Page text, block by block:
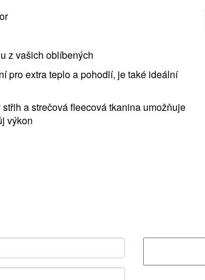
z vašich oblíbených
pro extra teplo a pohodlí, je také ideální
a strečová fleecová tkanina umožňuje
výkon